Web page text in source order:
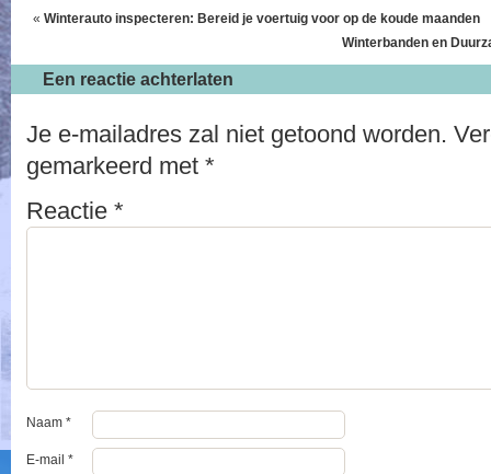
« Winterauto inspecteren: Bereid je voertuig voor op de koude maanden
Winterbanden en
Een reactie achterlaten
Je e-mailadres zal niet getoond worden.
gemarkeerd met*
Reactie*
Naam*
E-mail*